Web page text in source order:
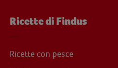
Ricette di Findus
Ricette con pesce